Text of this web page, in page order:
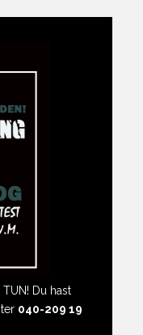
TUN! Du hast
040-209 19